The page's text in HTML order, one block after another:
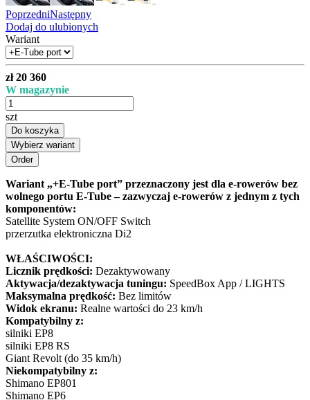
PoprzedniNastępny
Dodaj do ulubionych
Wariant
zł 20 360
W magazynie
szt
Do koszyka
Wybierz wariant
Wariant „+E-Tube port” przeznaczony jest dla e-rowerów bez
wolnego portu E-Tube – zazwyczaj e-rowerów z jednym z tych
komponentów:
Satellite System ON/OFF Switch
przerzutka elektroniczna Di2
WŁAŚCIWOŚCI:
Licznik prędkości: Dezaktywowany
Aktywacja/dezaktywacja tuningu: SpeedBox App / LIGHTS
Maksymalna prędkość: Bez limitów
Widok ekranu: Realne wartości do 23 km/h
Kompatybilny z:
silniki EP8
silniki EP8 RS
Giant Revolt (do 35 km/h)
Niekompatybilny z:
Shimano EP801
Shimano EP6